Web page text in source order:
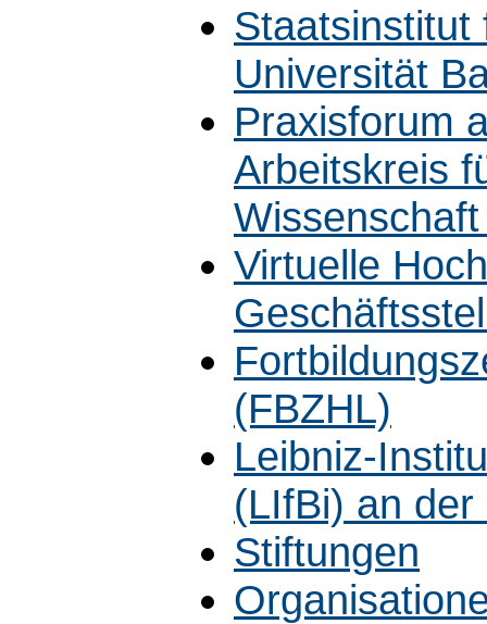
Staatsinstitut
Universität
Praxisforum
Arbeitskreis
Virtuelle
(FBZHL)
Leibniz-
(LIfBi) an
Stiftungen